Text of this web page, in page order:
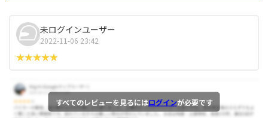
未ログインユーザー
2022-11-06 23:42
すべてのレビューを見るにはログインが必要です